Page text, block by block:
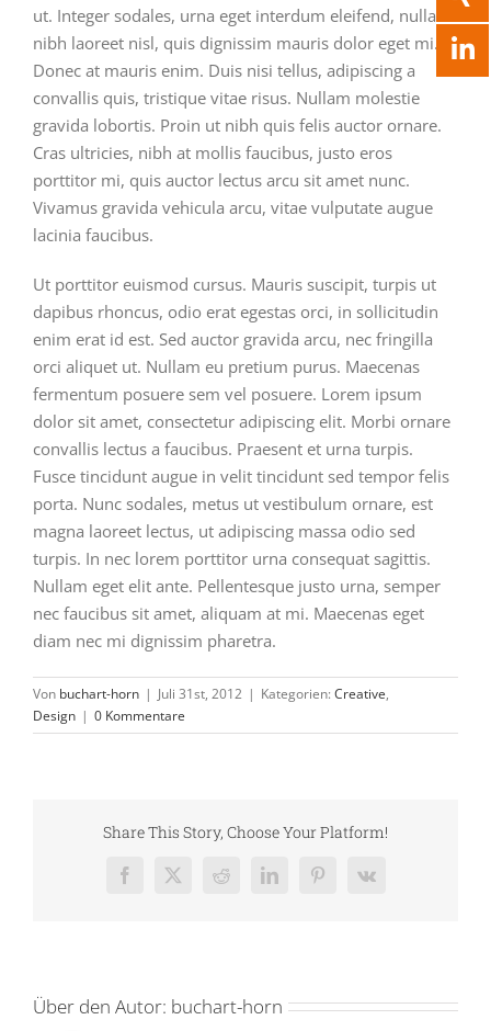
ut. Integer sodales, urna eget interdum eleifend, nulla
nibh laoreet nisl, quis dignissim mauris dolor eget mi.
Donec at mauris enim. Duis nisi tellus, adipiscing a
convallis quis, tristique vitae risus. Nullam molestie
gravida lobortis. Proin ut nibh quis felis auctor ornare.
Cras ultricies, nibh at mollis faucibus, justo eros
porttitor mi, quis auctor lectus arcu sit amet nunc.
Vivamus gravida vehicula arcu, vitae vulputate augue
lacinia faucibus.
Ut porttitor euismod cursus. Mauris suscipit, turpis ut
dapibus rhoncus, odio erat egestas orci, in sollicitudin
enim erat id est. Sed auctor gravida arcu, nec fringilla
orci aliquet ut. Nullam eu pretium purus. Maecenas
fermentum posuere sem vel posuere. Lorem ipsum
dolor sit amet, consectetur adipiscing elit. Morbi ornare
convallis lectus a faucibus. Praesent et urna turpis.
Fusce tincidunt augue in velit tincidunt sed tempor felis
porta. Nunc sodales, metus ut vestibulum ornare, est
magna laoreet lectus, ut adipiscing massa odio sed
turpis. In nec lorem porttitor urna consequat sagittis.
Nullam eget elit ante. Pellentesque justo urna, semper
nec faucibus sit amet, aliquam at mi. Maecenas eget
diam nec mi dignissim pharetra.
Von buchart-horn | Juli 31st, 2012 | Kategorien: Creative,
Design | 0 Kommentare
Share This Story, Choose Your Platform!
Facebook
X RedditLinkedInPinterest
Vk
Über den Autor: buchart-horn